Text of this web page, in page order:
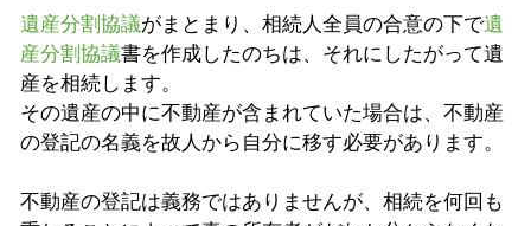
遺産分割協議がまとまり、相続人全員の合意の下で遺
産分割協議書を作成したのちは、それにしたがって遺
産を相続します。
その遺産の中に不動産が含まれていた場合は、不動産
の登記の名義を故人から自分に移す必要があります。
不動産の登記は義務ではありませんが、相続を何回も